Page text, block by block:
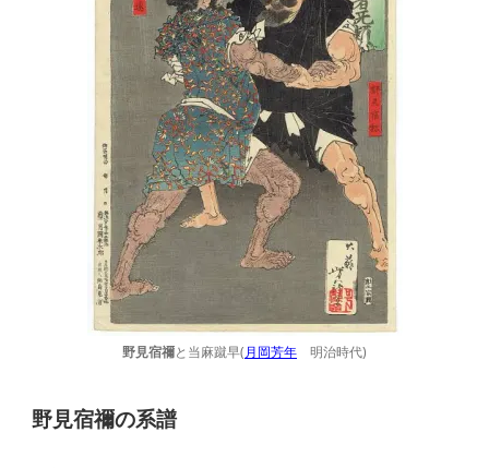
野見宿禰と当麻蹴早(月岡芳年 明治時代)
野見宿禰の系譜